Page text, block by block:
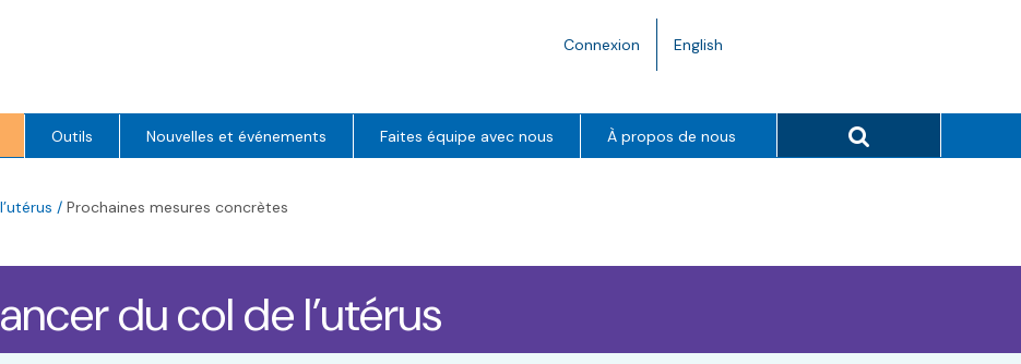
Connexion English
Outils Nouvelles et événements Faites équipe avec nous À propos de nous Search button
/ Prochaines mesures concrètes
du col de l’utérus